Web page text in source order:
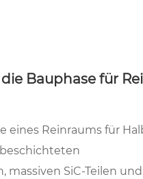
Bauphase für
eines Reinraums für
SiC-Teilen und